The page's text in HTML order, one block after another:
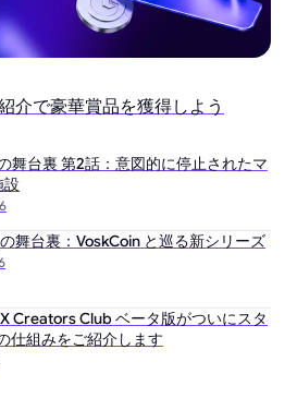
介で豪華賞品を獲得しよう
舞台裏 第2話：意図的に停止されたマ
設
舞台裏：VoskCoin と巡る新シリーズ
Creators Club ベータ版がついにスタ
仕組みをご紹介します